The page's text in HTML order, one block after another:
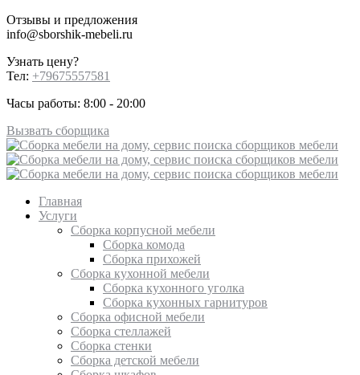
Отзывы и предложения
info@sborshik-mebeli.ru
Узнать цену?
Тел: +79675557581
Часы работы: 8:00 - 20:00
Вызвать сборщика
Главная
Услуги
Сборка корпусной мебели
Сборка комода
Сборка прихожей
Сборка кухонной мебели
Сборка кухонного уголка
Сборка кухонных гарнитуров
Сборка офисной мебели
Сборка стеллажей
Сборка стенки
Сборка детской мебели